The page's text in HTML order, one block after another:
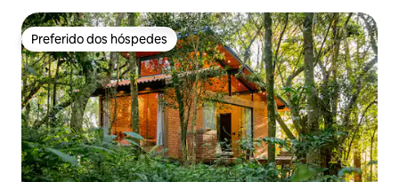
Preferido dos hóspedes
Preferido dos hóspedes